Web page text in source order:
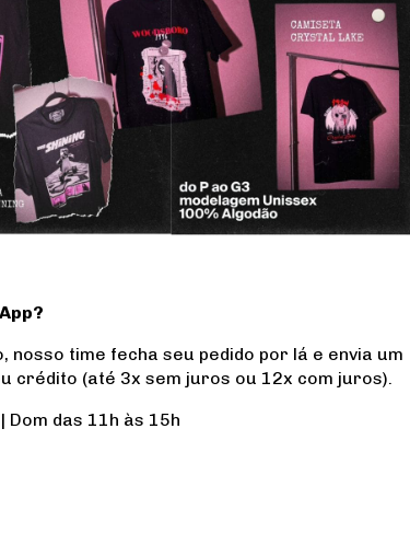
nosso time fecha seu pedido por lá e envia um
crédito (até 3x sem juros ou 12x com juros).
Dom das 11h às 15h